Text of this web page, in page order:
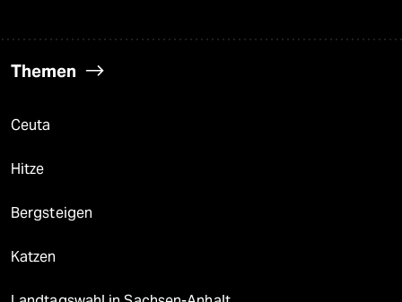
Themen
Ceuta
Hitze
Bergsteigen
Katzen